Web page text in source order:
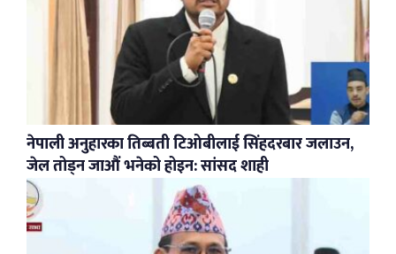
नेपाली अनुहारका तिब्बती टिओबीलाई सिंहदरबार जलाउन,
जेल तोड्न जाऔं भनेको होइन: सांसद शाही